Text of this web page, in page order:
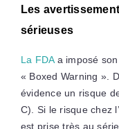
Les
sérieuses
La FDAa imposé
« Boxed Warning ».
évidence un risque
C). Si le risque chez
est prise très au